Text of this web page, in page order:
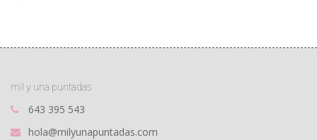
mil y una puntadas
643 395 543
hola@milyunapuntadas.com